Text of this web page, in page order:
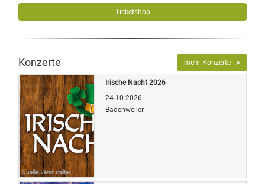
Ticketshop
Konzerte mehr Konzerte
Quelle: Veranstalter
Irische Nacht 2026
24.10.2026
Badenweiler